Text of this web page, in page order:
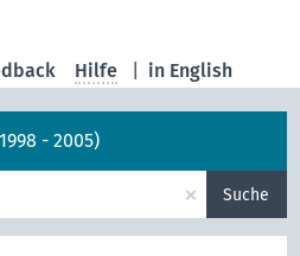
in English
Hilfe
- 2005)
× Suche